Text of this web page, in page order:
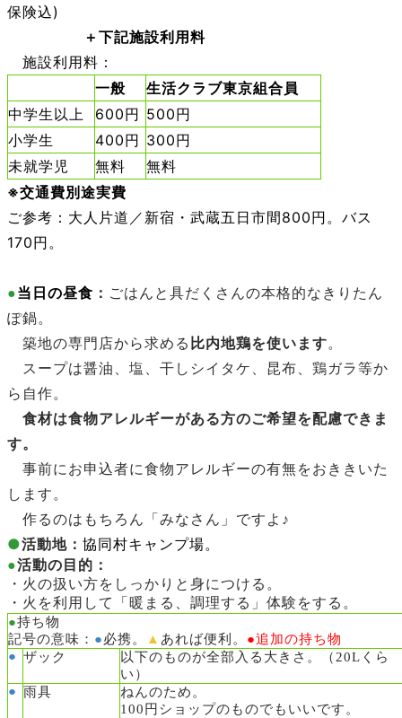
保険込)
＋下記施設利用料
施設利用料：
一般
生活クラブ東京組合員
中学生以上
600円 500円
小学生
400円 300円
未就学児
無料
無料
※交通費別途実費
ご参考：大人片道／新宿・武蔵五日市間800円。バス
170円。
●当日の昼食 ： ごはんと具だくさんの本格的なきりたん
ぽ鍋。
築地の専門店から求める 比内地鶏を使います。
スープは醤油、塩、干しシイタケ、昆布、鶏ガラ等か
ら自作。
食材は食物アレルギーがある方のご希望を配慮できま
す。
事前にお申込者に食物アレルギーの有無をおききいた
します。
作るのはもちろん「みなさん」ですよ♪
●活動地： 協同村キャンプ場。
●活動の目的：
・火の扱い方をしっかりと身につける。
・火を利用して「暖まる、調理する」体験をする。
●持ち物
記号の意味： ●必携。 ▲ あれば便利。 ●追加の持ち物
● ザック
以下のものが全部入る大きさ。（20Lくら
い）
● 雨具
ねんのため。
100円ショップのものでもいいです。